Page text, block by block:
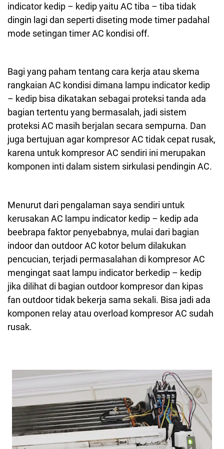
indicator kedip – kedip yaitu AC tiba – tiba tidak
dingin lagi dan seperti diseting mode timer padahal
mode setingan timer AC kondisi off.
Bagi yang paham tentang cara kerja atau skema
rangkaian AC kondisi dimana lampu indicator kedip
– kedip bisa dikatakan sebagai proteksi tanda ada
bagian tertentu yang bermasalah, jadi sistem
proteksi AC masih berjalan secara sempurna. Dan
juga bertujuan agar kompresor AC tidak cepat rusak,
karena untuk kompresor AC sendiri ini merupakan
komponen inti dalam sistem sirkulasi pendingin AC.
Menurut dari pengalaman saya sendiri untuk
kerusakan AC lampu indicator kedip – kedip ada
beebrapa faktor penyebabnya, mulai dari bagian
indoor dan outdoor AC kotor belum dilakukan
pencucian, terjadi permasalahan di kompresor AC
mengingat saat lampu indicator berkedip – kedip
jika dilihat di bagian outdoor kompresor dan kipas
fan outdoor tidak bekerja sama sekali. Bisa jadi ada
komponen relay atau overload kompresor AC sudah
rusak.